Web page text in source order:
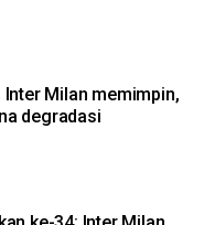
Milan memimpin,
degradasi